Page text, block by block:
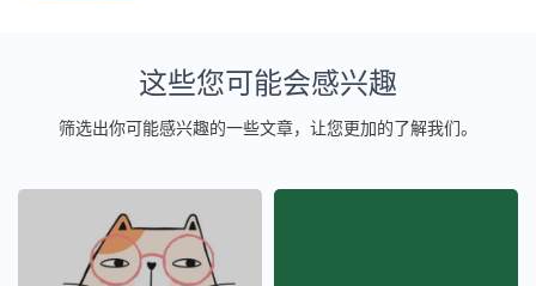
这些您可能会感兴趣
筛选出你可能感兴趣的一些文章，让您更加的了解我们。